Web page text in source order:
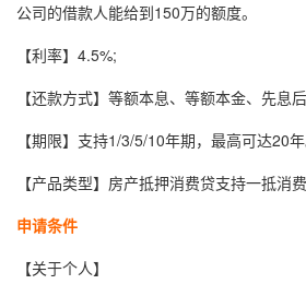
公司的借款人能给到150万的额度。
【利率】4.5%;
【还款方式】等额本息、等额本金、先息后
【期限】支持1/3/5/10年期，最高可达20年
【产品类型】房产抵押消费贷支持一抵消
申请条件
【关于个人】